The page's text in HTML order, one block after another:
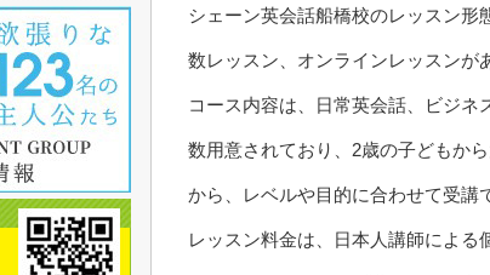
シェーン英会話船橋校のレッスン形
数レッスン、オンラインレッスンが
コース内容は、日常英会話、ビジネ
数用意されており、2歳の子どもか
から、レベルや目的に合わせて受講
レッスン料金は、日本人講師による